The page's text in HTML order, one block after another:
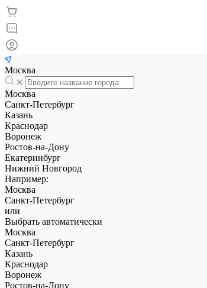
Москва
Москва
Санкт-Петербург
Казань
Краснодар
Воронеж
Ростов-на-Дону
Екатеринбург
Нижний Новгород
Например:
Москва
Санкт-Петербург
или
Выбрать автоматически
Москва
Санкт-Петербург
Казань
Краснодар
Воронеж
Ростов-на-Дону